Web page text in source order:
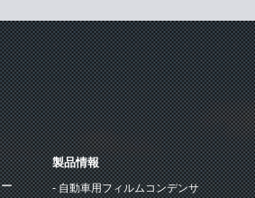
製品情報
自動車用フィルムコンデンサ